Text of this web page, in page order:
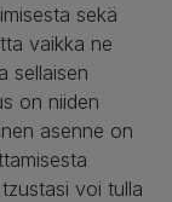
sekä
vaikka ne
sellaisen
on niiden
asenne on
voi tulla